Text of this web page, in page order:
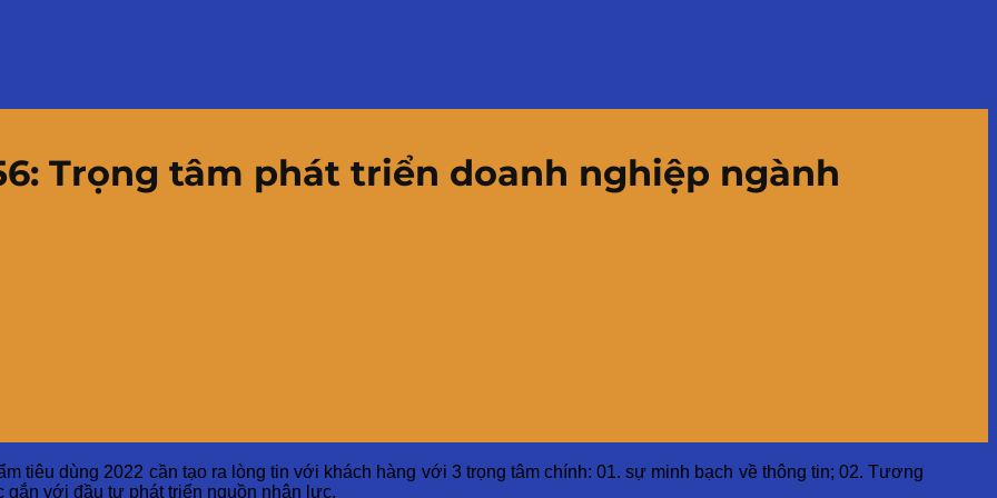
Trọng tâm phát triển doanh nghiệp ngành
tiêu dùng 2022 cần tạo ra lòng tin với khách hàng với 3 trọng tâm chính: 01. sự minh bạch về thông tin; 02. Tương
gắn với đầu tư phát triển nguồn nhân lực.